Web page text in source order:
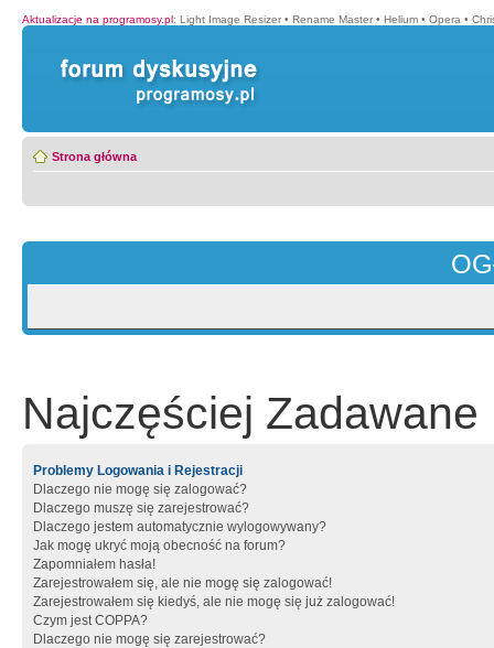
Aktualizacje na programosy.pl: Light Image Resizer • Rename Master • Helium • Opera •
Strona główna
Najczęściej Zadawane
Problemy Logowania i Rejestracji
Dlaczego nie mogę się zalogować?
Dlaczego muszę się zarejestrować?
Dlaczego jestem automatycznie wylogowywany?
Jak mogę ukryć moją obecność na forum?
Zapomniałem hasła!
Zarejestrowałem się, ale nie mogę się zalogować!
Zarejestrowałem się kiedyś, ale nie mogę się już zalogować!
Czym jest COPPA?
Dlaczego nie mogę się zarejestrować?